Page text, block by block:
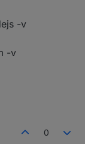
-v
-v
0